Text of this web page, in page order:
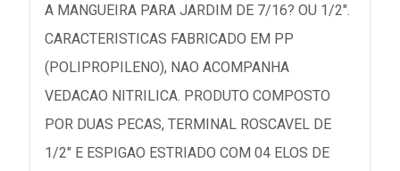
A MANGUEIRA PARA JARDIM DE 7/16? OU 1/2".
CARACTERISTICAS FABRICADO EM PP
(POLIPROPILENO), NAO ACOMPANHA
VEDACAO NITRILICA. PRODUTO COMPOSTO
POR DUAS PECAS, TERMINAL ROSCAVEL DE
1/2" E ESPIGAO ESTRIADO COM 04 ELOS DE